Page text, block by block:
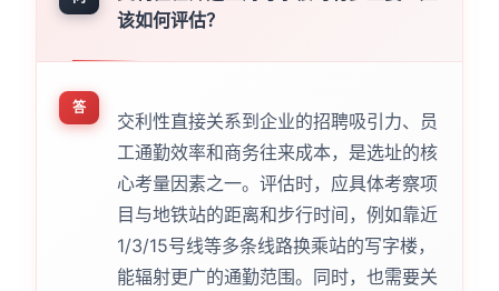
该如何评估？
答
交利性直接关系到企业的招聘吸引力、员
工通勤效率和商务往来成本，是选址的核
心考量因素之一。评估时，应具体考察项
目与地铁站的距离和步行时间，例如靠近
1/3/15号线等多条线路换乘站的写字楼，
能辐射更广的通勤范围。同时，也需要关